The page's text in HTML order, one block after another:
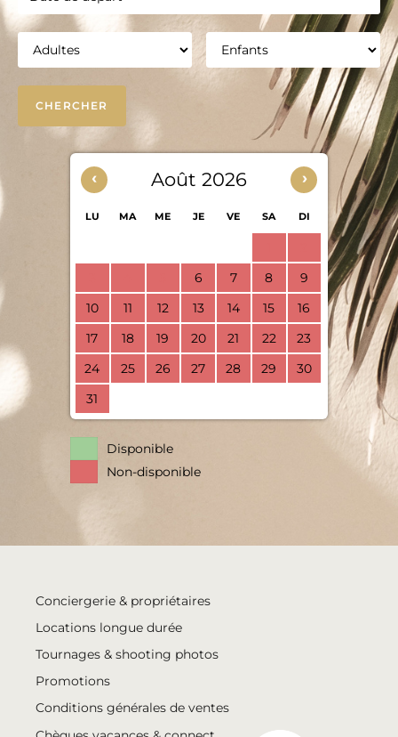
‹ ›
Août 2026
LU MA ME JE VE SA DI
6 7 8
9
10
11 12 13 14 15
16
17
18 19 20 21 22
23
24
25 26 27 28 29
30
31
Disponible
Non-disponible
Conciergerie & propriétaires
Locations longue durée
Tournages & shooting photos
Promotions
Conditions générales de ventes